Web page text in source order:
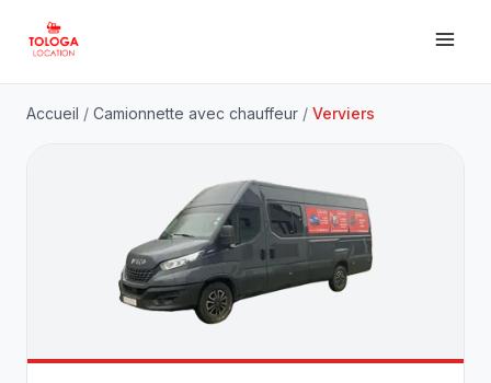
Accueil / Camionnette avec chauffeur / Verviers